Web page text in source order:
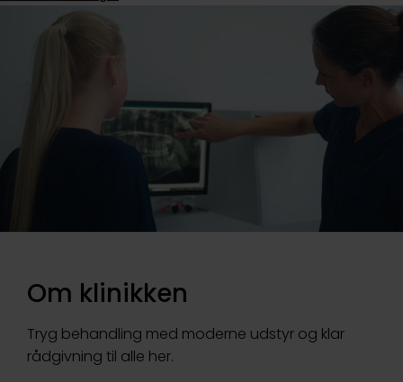
Om klinikken
Tryg behandling med moderne udstyr og klar
rådgivning til alle her.